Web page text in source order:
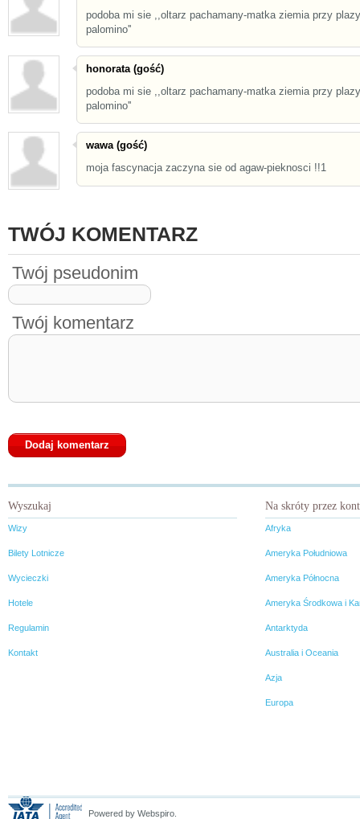
podoba mi sie ,,oltarz pachamany-matka ziemia przy
palomino''
honorata (gość)
podoba mi sie ,,oltarz pachamany-matka ziemia przy
palomino''
wawa (gość)
moja fascynacja zaczyna sie od agaw-pieknosci !!1
TWÓJ KOMENTARZ
Twój pseudonim
Twój komentarz
Wyszukaj
Wizy
Bilety Lotnicze
Wycieczki
Hotele
Regulamin
Kontakt
Na skróty przez
Afryka
Ameryka Południowa
Ameryka Północna
Ameryka Środkowa i
Antarktyda
Australia i Oceania
Azja
Europa
Powered by Webspiro.